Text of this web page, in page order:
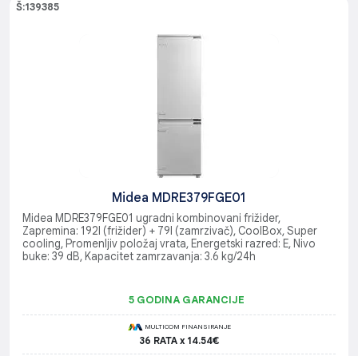
Š:139385
Midea MDRE379FGE01
Midea MDRE379FGE01 ugradni kombinovani frižider,
Zapremina: 192l (frižider) + 79l (zamrzivač), CoolBox, Super
cooling, Promenljiv položaj vrata, Energetski razred: E, Nivo
buke: 39 dB, Kapacitet zamrzavanja: 3.6 kg/24h
5 GODINA GARANCIJE
MULTICOM FINANSIRANJE
36 RATA x 14.54€